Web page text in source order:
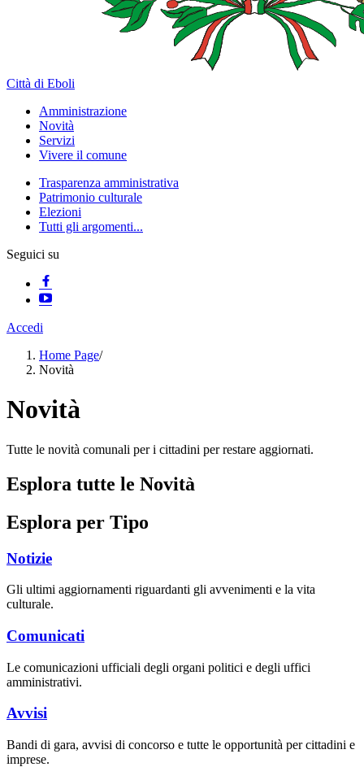
Città di Eboli
Amministrazione
Novità
Servizi
Vivere il comune
Trasparenza amministrativa
Patrimonio culturale
Elezioni
Tutti gli argomenti...
Seguici su
Accedi
Home Page/
Novità
Novità
Tutte le novità comunali per i cittadini per restare aggiornati.
Esplora tutte le Novità
Esplora per Tipo
Notizie
Gli ultimi aggiornamenti riguardanti gli avvenimenti e la vita
culturale.
Comunicati
Le comunicazioni ufficiali degli organi politici e degli uffici
amministrativi.
Avvisi
Bandi di gara, avvisi di concorso e tutte le opportunità per cittadini e
imprese.